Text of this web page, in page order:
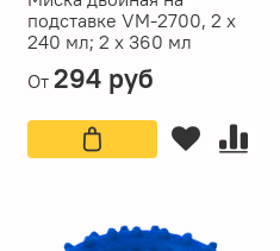
подставке VM-2700, 2 х
240 мл; 2 x 360 мл
От 294 руб